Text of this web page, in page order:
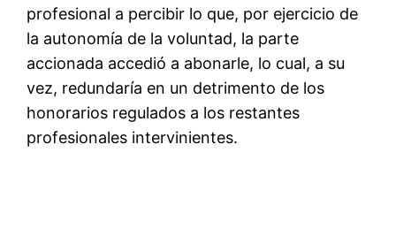
profesional a percibir lo que, por ejercicio de
la autonomía de la voluntad, la parte
accionada accedió a abonarle, lo cual, a su
vez, redundaría en un detrimento de los
honorarios regulados a los restantes
profesionales intervinientes.